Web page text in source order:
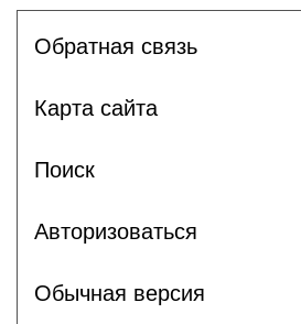
Обратная связь
Карта сайта
Поиск
Авторизоваться
Обычная версия